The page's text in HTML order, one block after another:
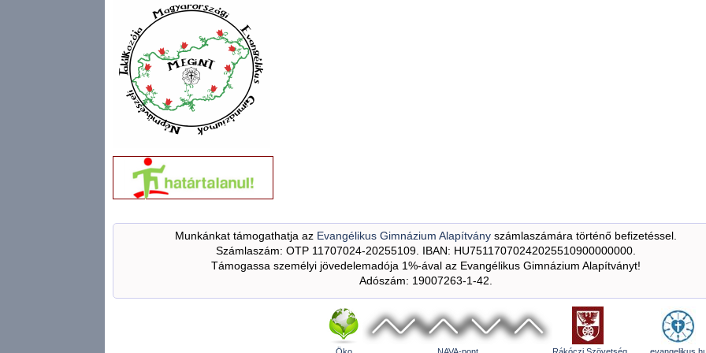
Munkánkat támogathatja az Evangélikus Gimnázium Alapítványszámlaszámára történő befizetéssel.
Számlaszám: OTP 11707024-20255109. IBAN: HU75117070242025510900000000.
Támogassa személyi jövedelemadója 1%-ával az Evangélikus Gimnázium Alapítványt!
Adószám: 19007263-1-42.